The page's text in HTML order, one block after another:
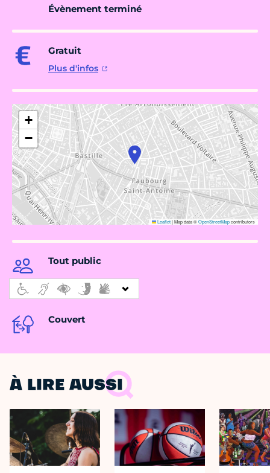
Évènement terminé
Gratuit
Plus d'infos
+
−
Leaflet|Map data ©OpenStreetMapcontributors
Tout public
Couvert
À LIRE AUSSI